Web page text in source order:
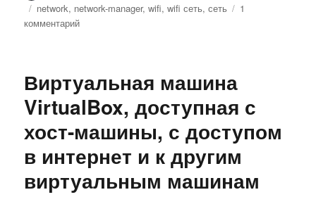
Метки
network, network-manager,wifi,wifi сеть,сеть
1
комментарийк
WiFi
после
просыпания
или
выхода
из
ждущего
режима
Виртуальная машина
VirtualBox, доступная с
хост-машины, с доступом
в интернет и к другим
виртуальным машинам